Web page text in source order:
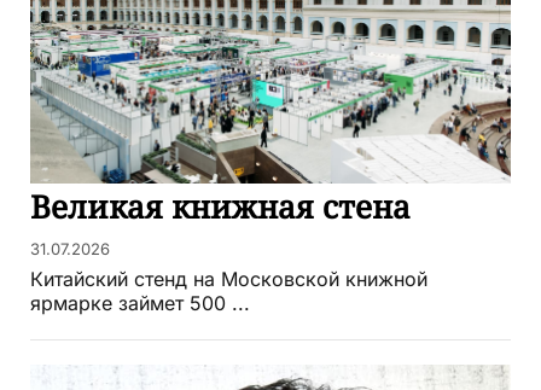
Великая книжная стена
31.07.2026
Китайский стенд на Московской книжной
ярмарке займет 500 ...